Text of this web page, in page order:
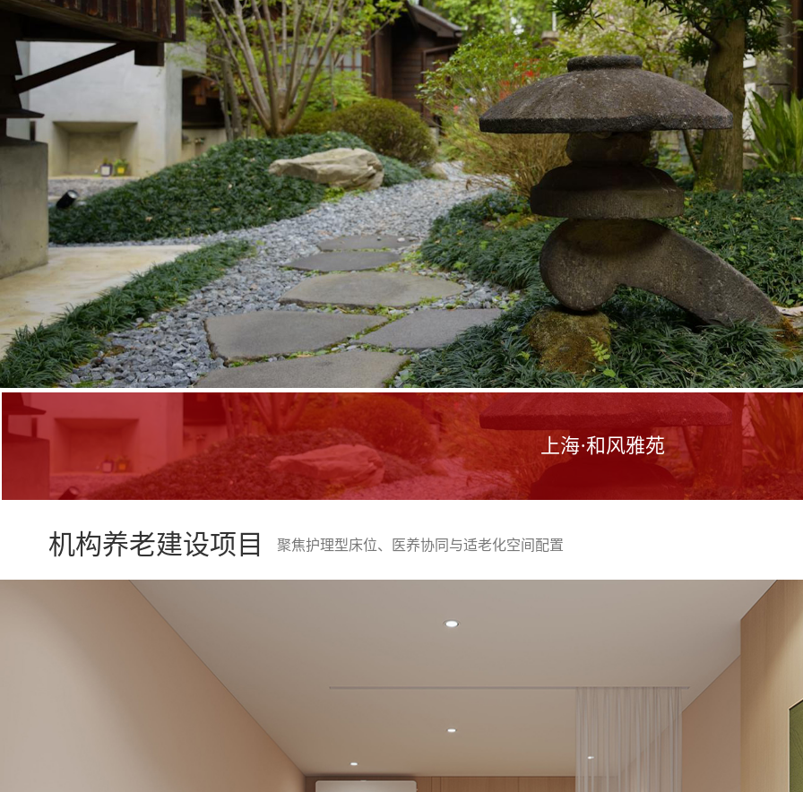
上海·和风雅苑
机构养老建设项目 聚焦护理型床位、医养协同与适老化空间配置